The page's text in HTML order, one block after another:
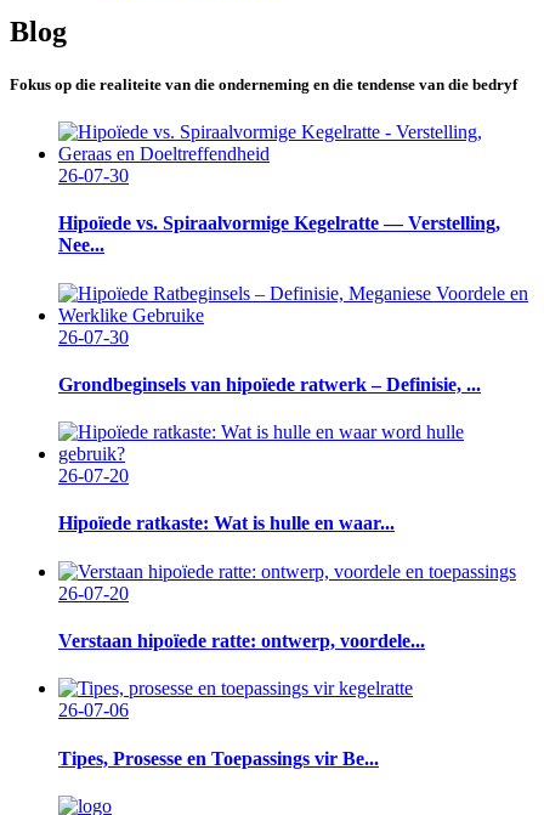
Blog
Fokus op die realiteite van die onderneming en die tendense van die bedryf
26-07-30
Hipoïede vs. Spiraalvormige Kegelratte — Verstelling,
Nee...
26-07-30
Grondbeginsels van hipoïede ratwerk – Definisie, ...
26-07-20
Hipoïede ratkaste: Wat is hulle en waar...
26-07-20
Verstaan ​​hipoïede ratte: ontwerp, voordele...
26-07-06
Tipes, Prosesse en Toepassings vir Be...